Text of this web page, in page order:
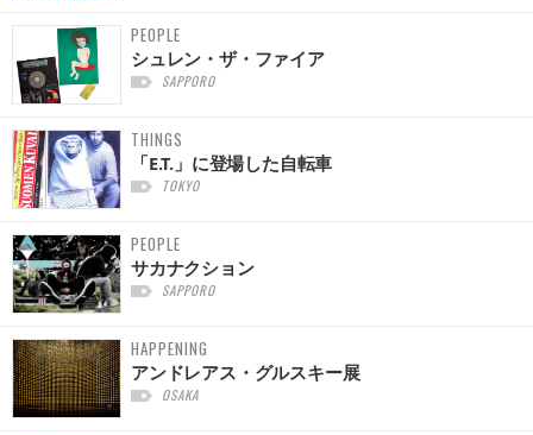
PEOPLE
シュレン・ザ・ファイア
SAPPORO
THINGS
「E.T.」に登場した自転車
TOKYO
PEOPLE
サカナクション
SAPPORO
HAPPENING
アンドレアス・グルスキー展
OSAKA